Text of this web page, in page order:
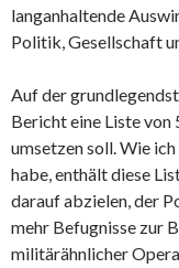
langanhaltende
Politik, Gesellschaft
Auf der
Bericht eine Liste von
umsetzen soll. Wie
habe, enthält diese
darauf abzielen, der
mehr Befugnisse zur
militärähnlicher